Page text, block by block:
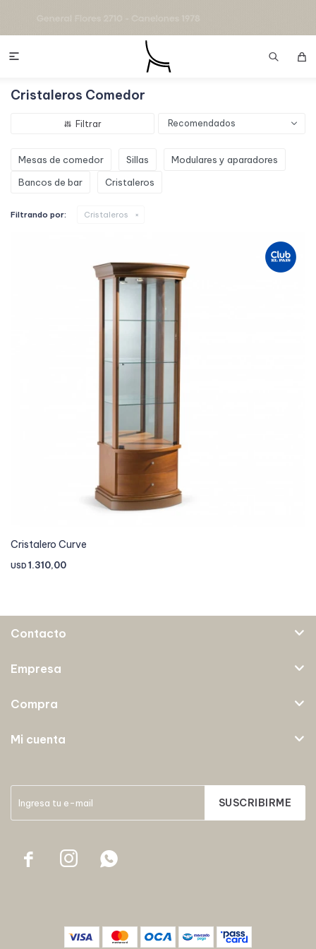

Cristaleros Comedor
Recomendados
Mesas de comedor Sillas
Modulares y aparadores
Bancos de bar
Cristaleros
Filtrando por: Cristaleros
Cristalero Curve
USD 1.310,00
SUSCRIBIRME
  
Contacto
Empresa
Compra
Mi cuenta